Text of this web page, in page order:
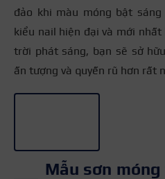
đảo khi màu móng bật
kiểu nail hiện đại và mới nhất
trời phát sáng, bạn sẽ sở
ấn tượng và quyến rũ hơn rất
Mẫu sơn